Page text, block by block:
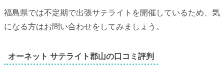
福島県では不定期で出張サテライトを開催しているため、気
になる方はお問い合わせをしてみましょう。
オーネット サテライト郡山の口コミ評判